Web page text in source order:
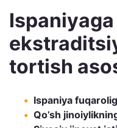
Ispaniyaga
tortish
Ispaniya
Qo’sh